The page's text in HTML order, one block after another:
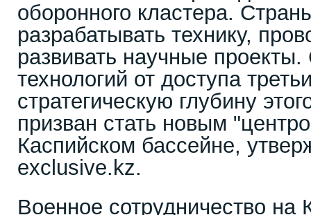
оборонного кластера.
разрабатывать технику,
развивать научные
технологий от доступа
стратегическую глубину
призван стать новым
Каспийском бассейне,
exclusive.kz.
Военное сотрудничество на